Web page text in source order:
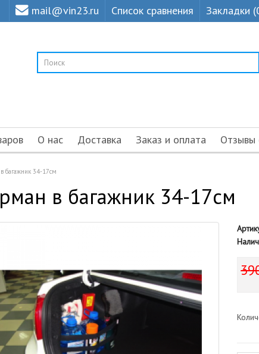
mail@vin23.ru Список сравнения Закладки
О нас Доставка Заказ и оплата Отзывы
багажник 34-17см
в багажник 34-17см